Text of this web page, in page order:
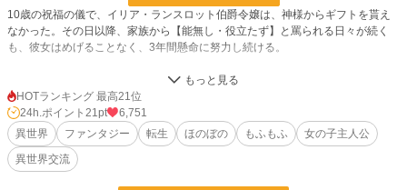
10歳の祝福の儀で、イリア・ランスロット伯爵令嬢は、神様からギフトを貰え
なかった。その日以降、家族から【能無し・役立たず】と罵られる日々が続く
も、彼女はめげることなく、3年間懸命に努力し続ける。
しかし、13歳の誕生日を迎えても、取得魔法は1個、スキルに至ってはゼロとい
う始末。
遂に我慢の限界を超えた家族から、王都追放処分を受けてしまう。
彼女は悲しみに暮れるも一念発起し、家族から最後の餞別として貰ったお金を使
い、隣国行きの列車に乗るも、今度は山間部での落雷による脱線事故が起きてし
HOTランキング 最高21位
24h.ポイント 21pt
6,751
異世界
ファンタジー 転生 ほのぼの もふもふ
女の子主人公
異世界交流